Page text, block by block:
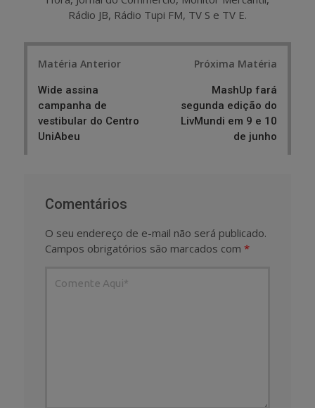
Rádio JB, Rádio Tupi FM, TV S e TV E.
Matéria Anterior
Wide assina
campanha de
vestibular do Centro
UniAbeu
Próxima Matéria
MashUp fará
segunda edição do
LivMundi em 9 e 10
de junho
Comentários
O seu endereço de e-mail não será publicado.
Campos obrigatórios são marcados com *